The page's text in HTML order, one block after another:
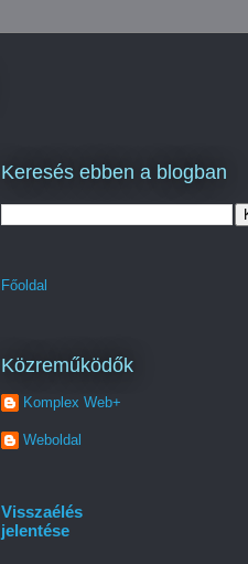
Keresés ebben a blogban
Főoldal
Közreműködők
Komplex Web+
Weboldal
Visszaélés
jelentése